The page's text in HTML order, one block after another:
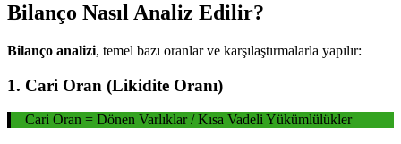
Bilanço Nasıl Analiz Edilir?
Bilanço analizi, temel bazı oranlar ve karşılaştırmalarla yapılır:
1. Cari Oran (Likidite Oranı)
Cari Oran = Dönen Varlıklar / Kısa Vadeli Yükümlülükler